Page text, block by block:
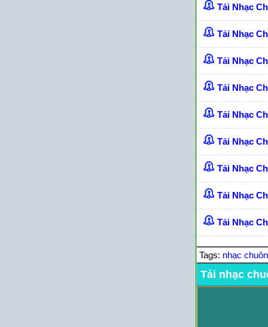
Tải Nhạc
Tải Nhạc
Tải Nhạc
Tải Nhạc
Tải Nhạc
Tải Nhạc
Tải Nhạc
Tải Nhạc
Tải Nhạc
Tags: nhạc
Tải nhạc